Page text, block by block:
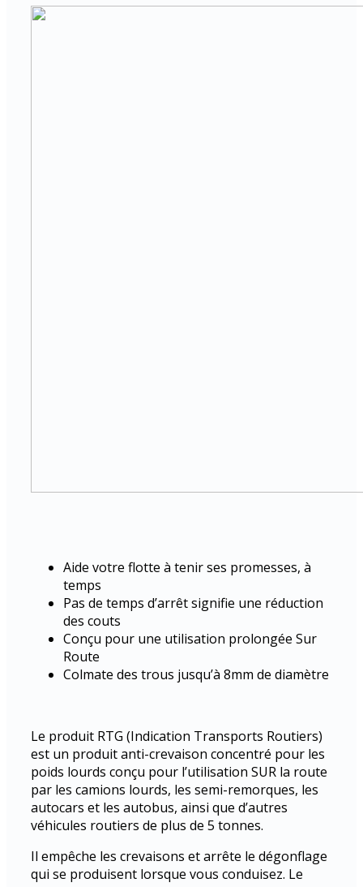
Aide votre flotte à tenir ses promesses, à
temps
Pas de temps d’arrêt signifie une réduction
des couts
Conçu pour une utilisation prolongée Sur
Route
Colmate des trous jusqu’à 8mm de diamètre
Le produit RTG (Indication Transports Routiers)
est un produit anti-crevaison concentré pour les
poids lourds conçu pour l’utilisation SUR la route
par les camions lourds, les semi-remorques, les
autocars et les autobus, ainsi que d’autres
véhicules routiers de plus de 5 tonnes.
Il empêche les crevaisons et arrête le dégonflage
qui se produisent lorsque vous conduisez. Le